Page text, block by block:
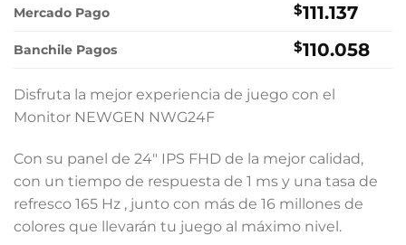
$107.900.
Mercado Pago $111.137
Banchile Pagos $110.058
Disfruta la mejor experiencia de juego con el
Monitor NEWGEN NWG24F
Con su panel de 24″ IPS FHD de la mejor calidad,
con un tiempo de respuesta de 1 ms y una tasa de
refresco 165 Hz , junto con más de 16 millones de
colores que llevarán tu juego al máximo nivel.